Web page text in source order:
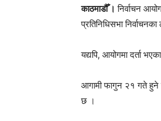
काठमाडौँ । निर्वाचन
प्रतिनिधिसभा
यद्यपि, आयोगमा दर्ता
आगामी फागुन २१ गते हुने
छ ।